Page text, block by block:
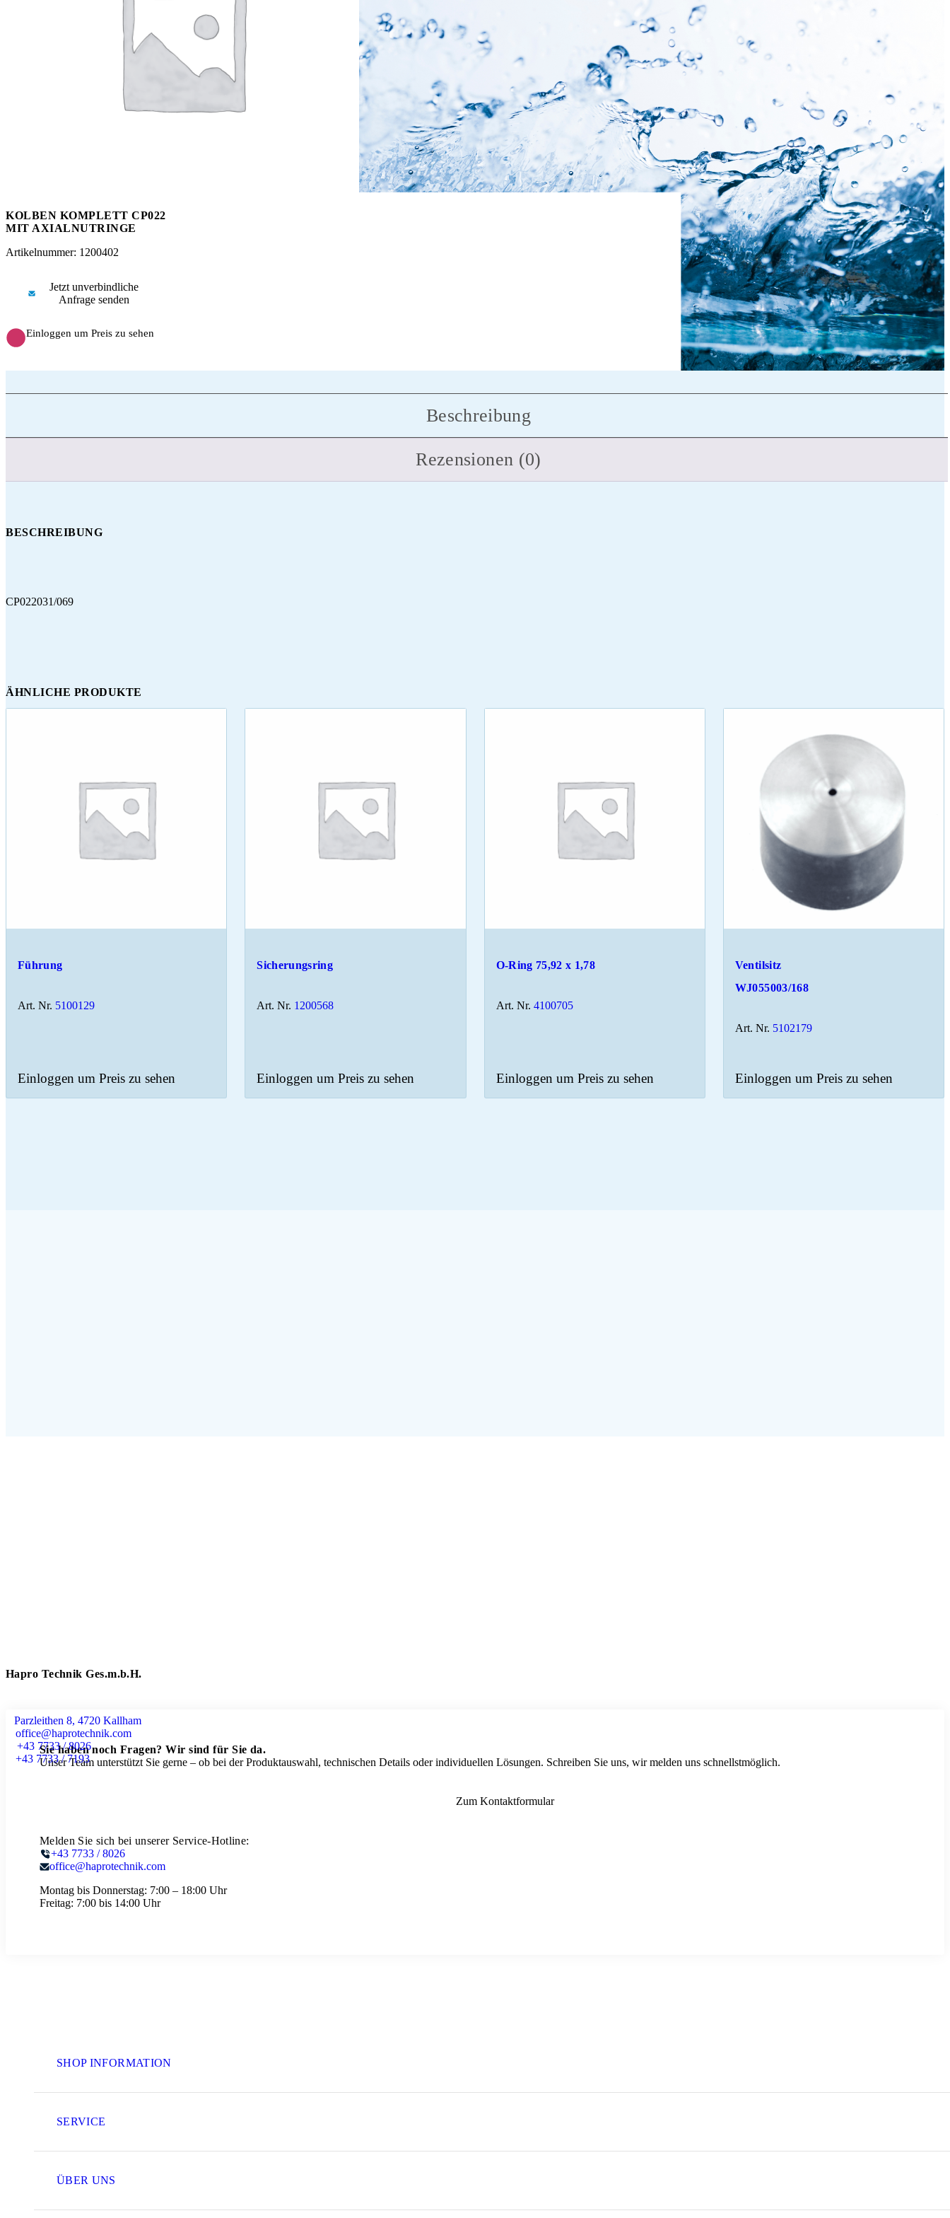
KOLBEN KOMPLETT CP022
MIT AXIALNUTRINGE
Artikelnummer: 1200402
Jetzt unverbindliche
Anfrage senden
Einloggen um Preis zu sehen
Beschreibung
Rezensionen (0)
BESCHREIBUNG
CP022031/069
ÄHNLICHE PRODUKTE
Führung
Art. Nr. 5100129
Einloggen um Preis zu sehen
Sicherungsring
Art. Nr. 1200568
Einloggen um Preis zu sehen
O-Ring 75,92 x 1,78
Art. Nr. 4100705
Einloggen um Preis zu sehen
Ventilsitz
WJ055003/168
Art. Nr. 5102179
Einloggen um Preis zu sehen
Hapro Technik Ges.m.b.H.
Parzleithen 8, 4720 Kallham
office@haprotechnik.com
+43 7733 / 8026
+43 7733 / 7193
Sie haben noch Fragen? Wir sind für Sie da.
Unser Team unterstützt Sie gerne – ob bei der Produktauswahl, technischen Details oder individuellen Lösungen. Schreiben Sie uns, wir melden uns schnellstmöglich.
Zum Kontaktformular
Melden Sie sich bei unserer Service-Hotline:
+43 7733 / 8026
office@haprotechnik.com
Montag bis Donnerstag: 7:00 – 18:00 Uhr
Freitag: 7:00 bis 14:00 Uhr
SHOP INFORMATION
SERVICE
ÜBER UNS